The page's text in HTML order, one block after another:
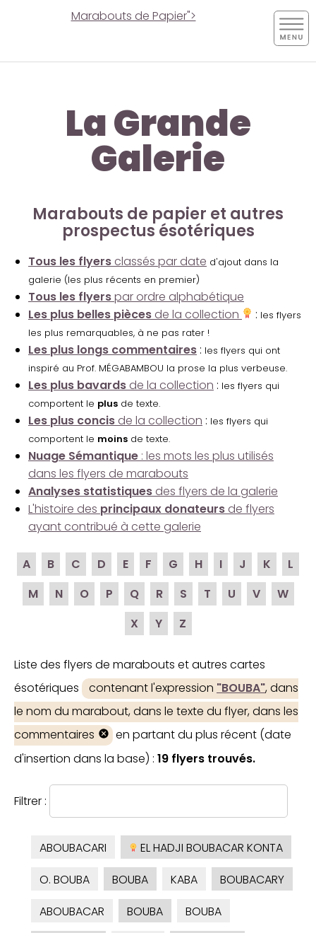
Marabouts de Papier">
La Grande
Galerie
Marabouts de papier et autres
prospectus ésotériques
Tous les flyers classés par date d'ajout dans la
galerie (les plus récents en premier)
Tous les flyerspar ordre alphabétique
Les plus belles pièces de la collection : les flyers
les plus remarquables, à ne pas rater !
Les plus longs commentaires : les flyers qui ont
inspiré au Prof. MÉGABAMBOU la prose la plus verbeuse.
Les plus bavards de la collection : les flyers qui
comportent le plus de texte.
Les plus concis de la collection : les flyers qui
comportent le moins de texte.
Nuage Sémantique : les mots les plus utilisés
dans les flyers de marabouts
Analyses statistiques des flyers de la galerie
L'histoire des principaux donateurs de flyers
ayant contribué à cette galerie
A B C D E F G H I J K
L
M
N O P Q R S T U V
W
X
Y Z
Liste des flyers de marabouts et autres cartes
ésotériques
contenant l'expression "BOUBA", dans
le nom du marabout, dans le texte du flyer, dans les
commentaires
en partant du plus récent (date
d'insertion dans la base) : 19 flyers trouvés.
Filtrer :
ABOUBACARI
EL HADJI BOUBACAR KONTA
O. BOUBA
BOUBA KABA
BOUBACARY
ABOUBACAR
BOUBA
BOUBA